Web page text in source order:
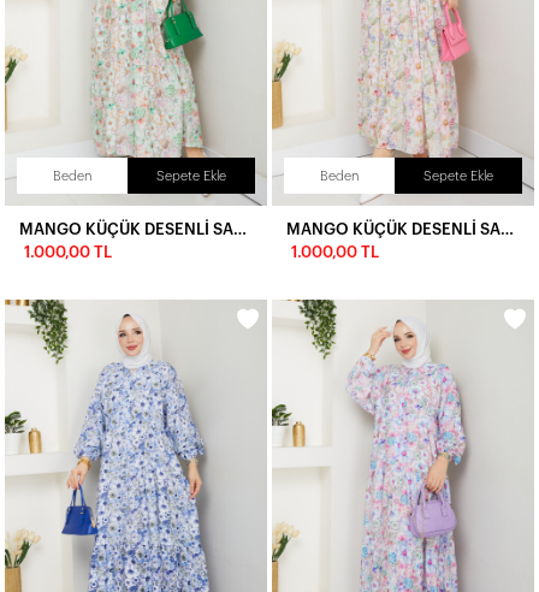
Beden Sepete Ekle
1.000,00 TL
Beden Sepete Ekle
1.000,00 TL